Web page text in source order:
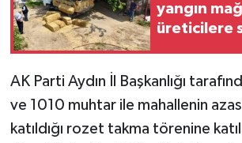
yangın
üreticilere
AK Parti Aydın İl Başkanlığı
ve 1010 muhtar ile mahallenin
katıldığı rozet takma törenine